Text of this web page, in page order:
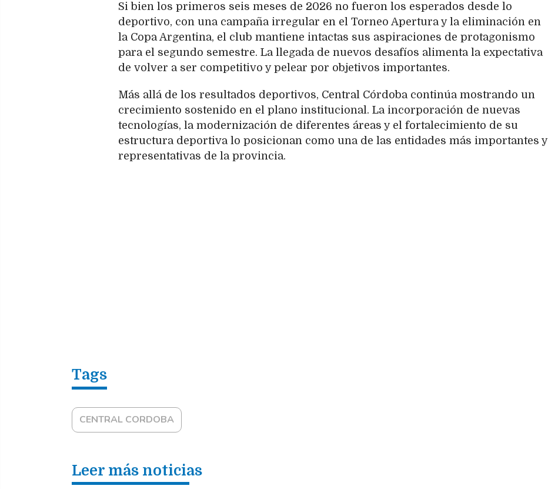
Si bien los primeros seis meses de 2026 no fueron los esperados desde lo
deportivo, con una campaña irregular en el Torneo Apertura y la eliminación en
la Copa Argentina, el club mantiene intactas sus aspiraciones de protagonismo
para el segundo semestre. La llegada de nuevos desafíos alimenta la expectativa
de volver a ser competitivo y pelear por objetivos importantes.
Más allá de los resultados deportivos, Central Córdoba continúa mostrando un
crecimiento sostenido en el plano institucional. La incorporación de nuevas
tecnologías, la modernización de diferentes áreas y el fortalecimiento de su
estructura deportiva lo posicionan como una de las entidades más importantes y
representativas de la provincia.
CENTRAL CORDOBA
Leer más noticias